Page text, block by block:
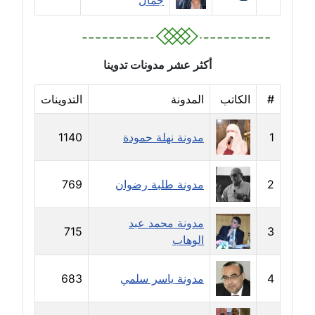
مدونة سارة ابراهيم
مدونة سارة القصبي
مدونة سارة سعيد
عاملة
مدونة سالي علاء الدين
عاملة
مدونة سامح رشاد
عاملة
مدونة سامح طلعت
عاملة
أكثر عشر مدونات تدوينا
# الكاتب المدونة التدوينات
1 مدونة نهلة حمودة 1140
2 مدونة طلبة رضوان 769
3
مدونة محمد عبد
الوهاب
715
4 مدونة ياسر سلمي 683